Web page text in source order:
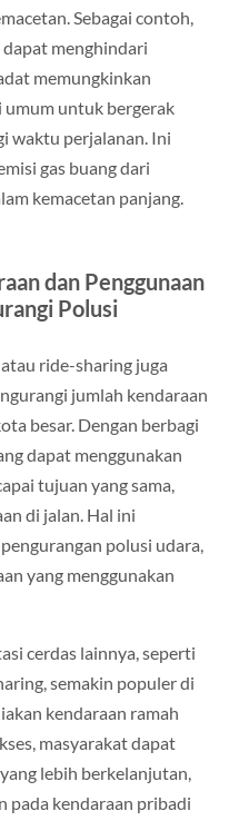
Sebagai contoh,
dapat menghindari
memungkinkan
untuk bergerak
waktu perjalanan. Ini
gas buang dari
kemacetan panjang.
dan Penggunaan
Polusi
ride-sharing juga
jumlah kendaraan
besar. Dengan berbagi
dapat menggunakan
tujuan yang sama,
di jalan. Hal ini
polusi udara,
yang menggunakan
cerdas lainnya, seperti
semakin populer di
kendaraan ramah
masyarakat dapat
lebih berkelanjutan,
pada kendaraan pribadi